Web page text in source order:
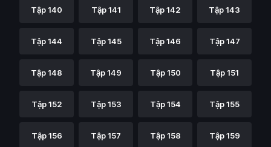
Tập 140 Tập 141 Tập 142 Tập 143
Tập 144 Tập 145 Tập 146 Tập 147
Tập 148 Tập 149 Tập 150 Tập 151
Tập 152 Tập 153 Tập 154 Tập 155
Tập 156 Tập 157 Tập 158 Tập 159